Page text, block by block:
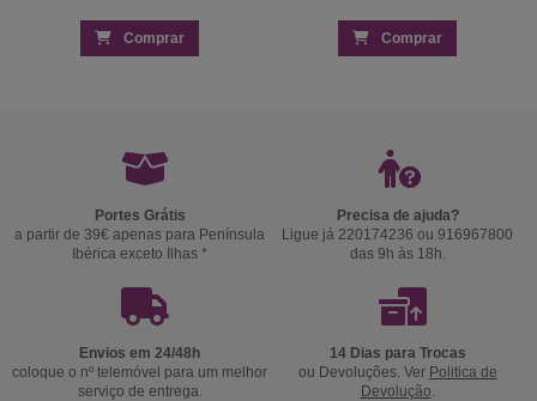
Comprar Comprar
Portes Grátis
a partir de 39€ apenas para Península
Ibérica exceto Ilhas *
Precisa de ajuda?
Ligue já 220174236 ou 916967800
das 9h às 18h.
Envios em 24/48h
coloque o nº telemóvel para um melhor
serviço de entrega.
14 Dias para Trocas
ou Devoluções. Ver Politica de
Devolução.